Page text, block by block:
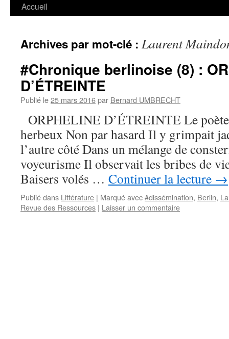
Accueil
Archives par mot-clé : Laurent
#Chronique berlinoise (8) :
D’ÉTREINTE
Publié le25 mars 2016par Bernard UMBRECHT
ORPHELINE D’ÉTREINTE Le
herbeux Non par hasard Il y grimpait
l’autre côté Dans un mélange de
voyeurisme Il observait les bribes de
Baisers volés … Continuer la lecture →
Publié dans Littérature | Marqué avec#dissémination, Berlin,
Revue des Ressources | Laisser un commentaire